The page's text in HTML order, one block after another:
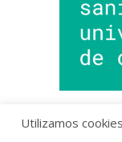
Utilizamos